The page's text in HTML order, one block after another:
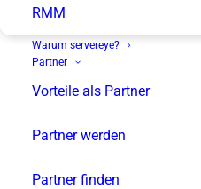
RMM
Warum servereye?
Partner
Vorteile als Partner
Partner werden
Partner finden